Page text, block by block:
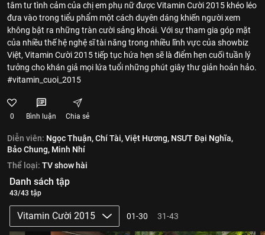
tâm tư tình cảm của chị em phụ nữ được Vitamin Cười 2015 khéo léo
đưa vào trong tiểu phẩm một cách duyên dáng khiến người xem
không bật ra những tràn cười sảng khoái. Với sự tham gia góp mặt
của nhiều thế hệ nghệ sĩ tài năng trong nhiều lĩnh vực của showbiz
Việt, Vitamin Cười 2015 tiếp tục hứa hẹn sẽ là điểm hẹn cuối tuần lý
tưởng cho khán giả mọi lứa tuổi những phút giây thư giản hoản hảo.
#vitamin_cuoi_2015
0 Bình luận Chia sẻ
Diễn viên: Ngọc Thuận,Chí Tài,Việt Hương, NSƯT Đại Nghĩa,
Bảo Chung, Minh Nhí
Thể loại: TV show hài
Danh sách tập
43/43 tập
Vitamin Cười 2015 01-30 31-43